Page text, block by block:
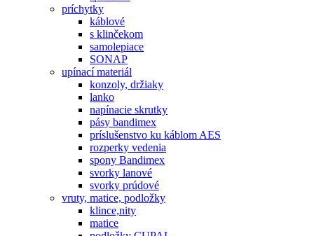
príchytky
káblové
s klinčekom
samolepiace
SONAP
upínací materiál
konzoly, držiaky
lanko
napínacie skrutky
pásy bandimex
príslušenstvo ku káblom AES
rozperky vedenia
spony Bandimex
svorky lanové
svorky prúdové
vruty, matice, podložky
klince,nity
matice